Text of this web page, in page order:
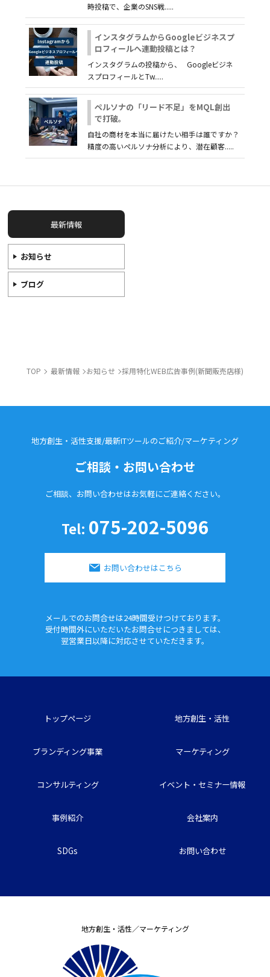
時投稿で、企業のSNS戦.....
インスタグラムからGoogleビジネスプ
ロフィールへ連動投稿とは？
インスタグラムの投稿から、 Googleビジネ
スプロフィールとTw.....
ペルソナの「リード不足」をMQL創出
で打破。
自社の商材を本当に届けたい相手は誰ですか？
精度の高いペルソナ分析により、潜在顧客.....
最新情報
お知らせ
ブログ
TOP 最新情報 お知らせ 採用特化WEB広告事例(新聞販売店様)
地方創生・活性支援/最新ITツールのご紹介/マーケティング
ご相談・お問い合わせ
ご相談、お問い合わせはお気軽にご連絡ください。
Tel: 075-202-5096
お問い合わせはこちら
メールでのお問合せは24時間受けつけております。
受付時間外にいただいたお問合せにつきましては、
翌営業日以降に対応させていただきます。
トップページ 地方創生・活性
ブランディング事業 マーケティング
コンサルティング イベント・セミナー情報
事例紹介 会社案内
SDGs お問い合わせ
地方創生・活性／マーケティング